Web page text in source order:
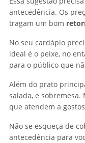
antecedência. Os
tragam um bom
No seu cardápio
ideal é o peixe, no
para o público que
Além do prato
salada, e
que atendem a
Não se esqueça de
antecedência para